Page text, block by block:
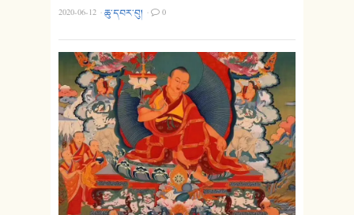
2020-06-12 ·ཆུ་དབར་བུ། · 0